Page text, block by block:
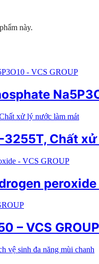
này.
3255T, Chất
peroxide
– VCS GROUP